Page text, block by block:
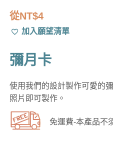
從NT$4
加入願望清單
彌月卡
使用我們的設計製作可愛的
照片即可製作。
免運費-本產品不